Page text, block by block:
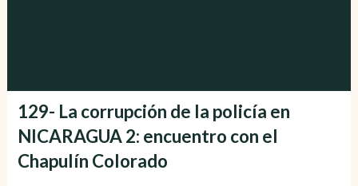
129- La corrupción de la policía en
NICARAGUA 2: encuentro con el
Chapulín Colorado